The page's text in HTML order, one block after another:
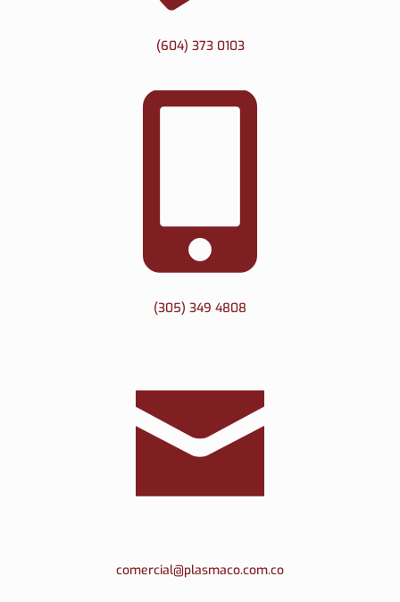
(604) 373 0103
(305) 349 4808
comercial@plasmaco.com.co